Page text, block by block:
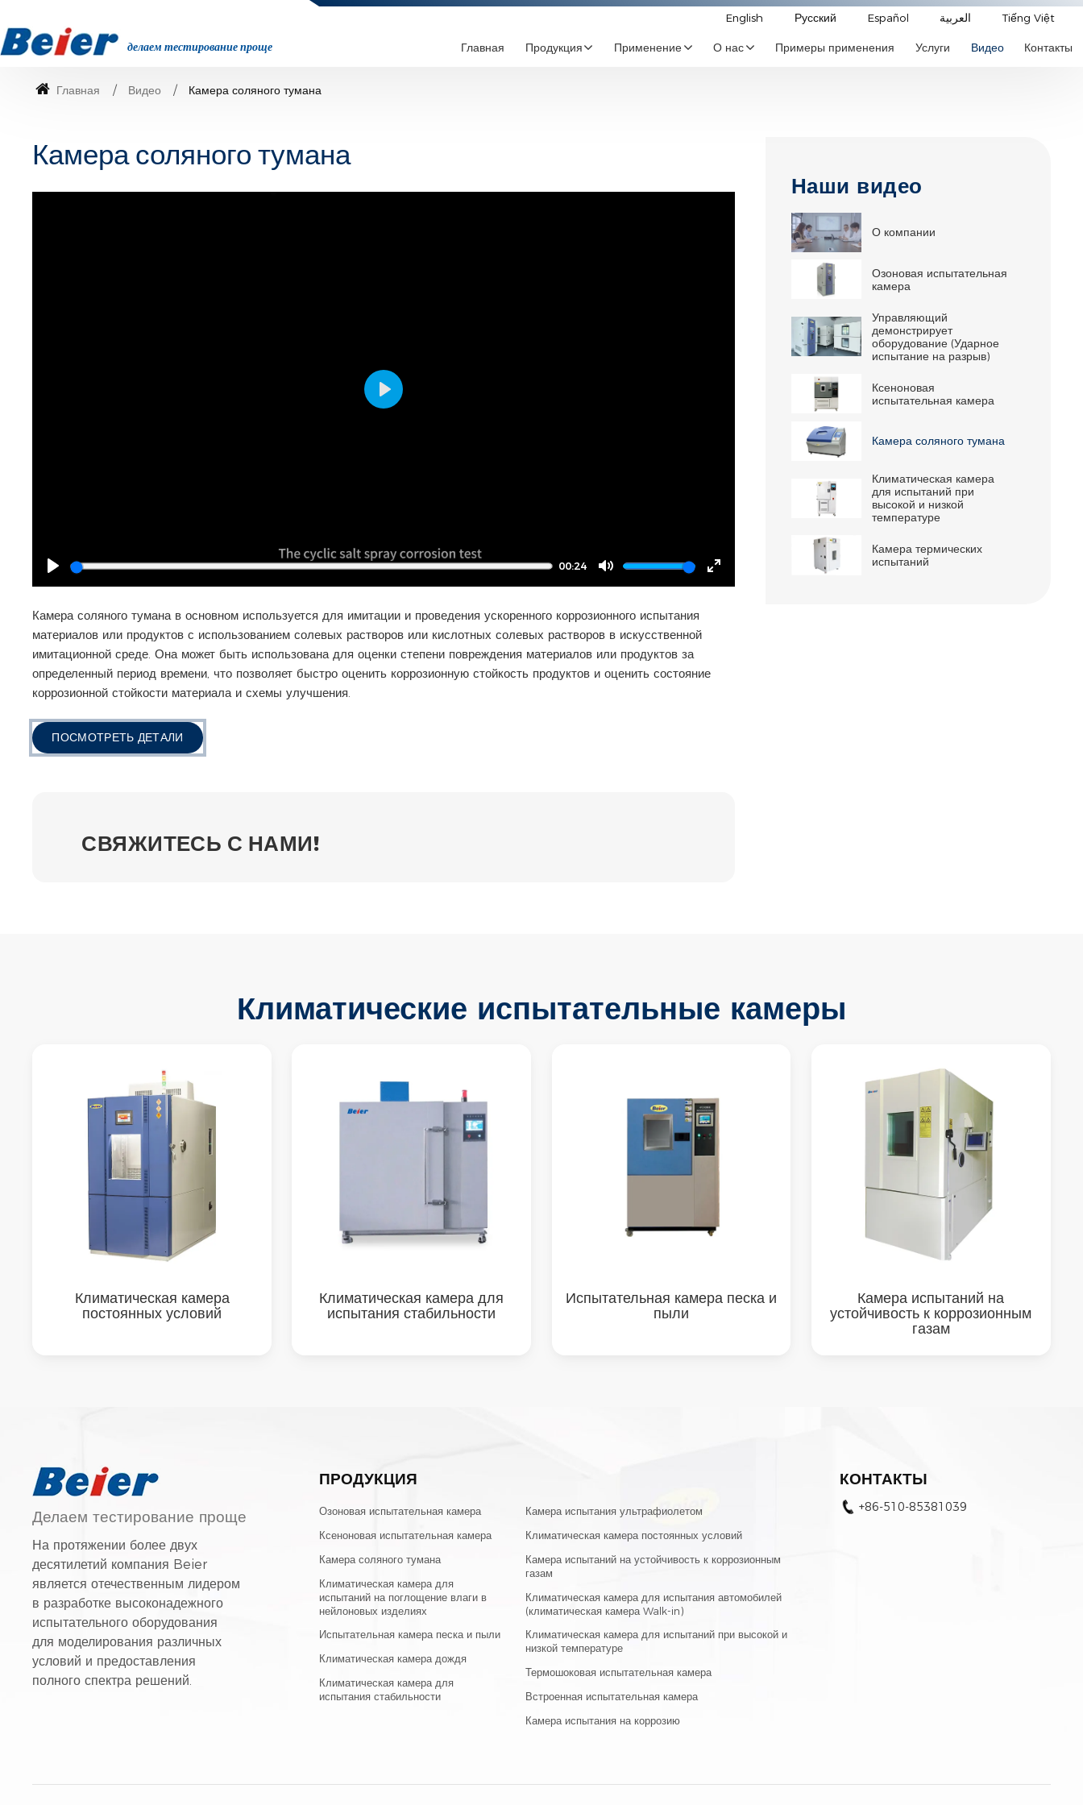
делаем тестирование проще
English Русский Español العربية Tiếng Việt
Главная Продукция Применение О нас Примеры применения Услуги Видео Контакты
Главная Видео Камера соляного тумана
Камера соляного тумана
Play
00:24
Mute
Enter
Play
Камера соляного тумана в основном используется для имитации и проведения ускоренного коррозионного испытания
материалов или продуктов с использованием солевых растворов или кислотных солевых растворов в искусственной
имитационной среде. Она может быть использована для оценки степени повреждения материалов или продуктов за
определенный период времени, что позволяет быстро оценить коррозионную стойкость продуктов и оценить состояние
коррозионной стойкости материала и схемы улучшения.
ПОСМОТРЕТЬ ДЕТАЛИ
СВЯЖИТЕСЬ С НАМИ!
Наши видео
О компании
Озоновая испытательная
камера
Управляющий
демонстрирует
оборудование (Ударное
испытание на разрыв)
Ксеноновая
испытательная камера
Камера соляного тумана
Климатическая камера
для испытаний при
высокой и низкой
температуре
Камера термических
испытаний
Климатические испытательные камеры
Климатическая камера
постоянных условий
Климатическая камера для
испытания стабильности
Испытательная камера песка и
пыли
Камера испытаний на
устойчивость к коррозионным
газам
Делаем тестирование проще
На протяжении более двух
десятилетий компания Beier
является отечественным лидером
в разработке высоконадежного
испытательного оборудования
для моделирования различных
условий и предоставления
полного спектра решений.
ПРОДУКЦИЯ
Озоновая испытательная камера
Ксеноновая испытательная камера
Камера соляного тумана
Климатическая камера для
испытаний на поглощение влаги в
нейлоновых изделиях
Испытательная камера песка и пыли
Климатическая камера дождя
Климатическая камера для
испытания стабильности
Камера испытания ультрафиолетом
Климатическая камера постоянных условий
Камера испытаний на устойчивость к коррозионным
газам
Климатическая камера для испытания автомобилей
(климатическая камера Walk-in)
Климатическая камера для испытаний при высокой и
низкой температуре
Термошоковая испытательная камера
Встроенная испытательная камера
Камера испытания на коррозию
КОНТАКТЫ
+86-510-85381039